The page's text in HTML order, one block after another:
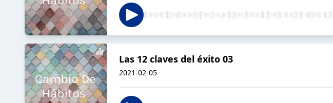
Las 12 claves del éxito 03
2021-02-05